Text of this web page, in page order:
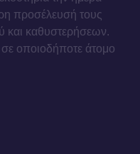
προσέλευσή τους
και καθυστερήσεων.
οποιοδήποτε άτομο